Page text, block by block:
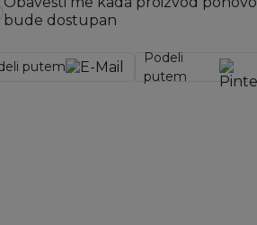
bude dostupan
putem
Podeli
putem